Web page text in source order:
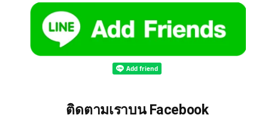
ติดตามเราบน Facebook